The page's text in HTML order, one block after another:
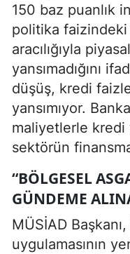
150 baz puanlık
politika
aracılığıyla
yansımadığını
düşüş, kredi
yansımıyor.
maliyetlerle kredi
sektörün
“BÖLGESEL
GÜNDEME
MÜSİAD
uygulamasının